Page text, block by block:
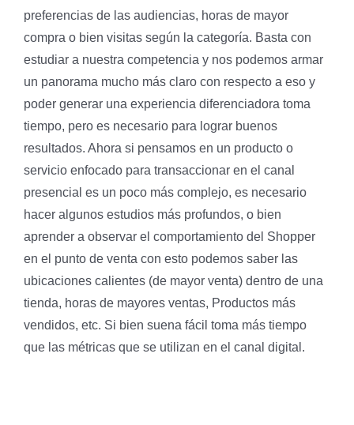
preferencias de las audiencias, horas de mayor
compra o bien visitas según la categoría. Basta con
estudiar a nuestra competencia y nos podemos armar
un panorama mucho más claro con respecto a eso y
poder generar una experiencia diferenciadora toma
tiempo, pero es necesario para lograr buenos
resultados. Ahora si pensamos en un producto o
servicio enfocado para transaccionar en el canal
presencial es un poco más complejo, es necesario
hacer algunos estudios más profundos, o bien
aprender a observar el comportamiento del Shopper
en el punto de venta con esto podemos saber las
ubicaciones calientes (de mayor venta) dentro de una
tienda, horas de mayores ventas, Productos más
vendidos, etc. Si bien suena fácil toma más tiempo
que las métricas que se utilizan en el canal digital.